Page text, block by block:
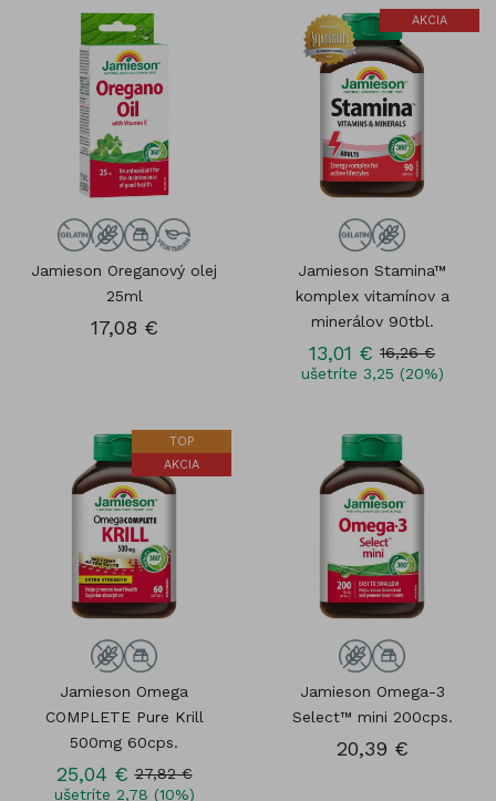
Jamieson Oreganový olej
25ml
17,08 €
AKCIA
Jamieson Stamina™
komplex vitamínov a
minerálov 90tbl.
13,01 € 16,26 €
ušetríte 3,25 (20%)
TOP
AKCIA
Jamieson Omega
COMPLETE Pure Krill
500mg 60cps.
25,04 € 27,82 €
ušetríte 2,78 (10%)
Jamieson Omega-3
Select™ mini 200cps.
20,39 €